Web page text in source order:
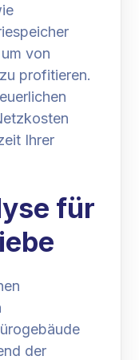
von
profitieren.
Ihrer
für
der